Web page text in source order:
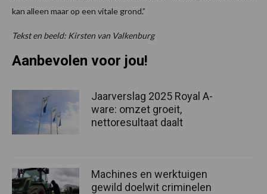
kan alleen maar op een vitale grond.”
Tekst en beeld: Kirsten van Valkenburg
Aanbevolen voor jou!
Jaarverslag 2025 Royal A-
ware: omzet groeit,
nettoresultaat daalt
Machines en werktuigen
gewild doelwit criminelen